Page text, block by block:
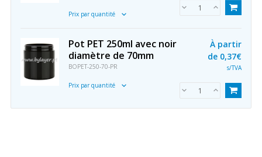
Prix par quantité
Pot PET 250ml avec noir
diamètre de 70mm
BOPET-250-70-PR
Prix par quantité
À partir
de 0,37€
s/TVA